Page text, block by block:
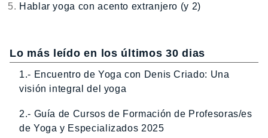
Hablar yoga con acento extranjero (y 2)
Lo más leído en los últimos 30 dias
1.- Encuentro de Yoga con Denis Criado: Una
visión integral del yoga
2.- Guía de Cursos de Formación de Profesoras/es
de Yoga y Especializados 2025